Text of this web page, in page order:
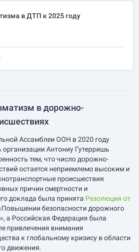
в ДТП к 2025 году
в дорожно-
Ассамблеи ООН в 2020 году
Антониу Гутерришь
тем, что число дорожно-
остается неприемлемо высоким и
происшествия
причин смертности и
доклада была принята Резолюция от
безопасности дорожного
а Российская Федерация была
привлечения внимания
к глобальному кризису в области
движения.